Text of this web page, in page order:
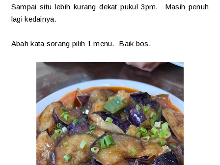
Sampai situ lebih kurang dekat pukul 3pm. Masih penuh
lagi kedainya.
Abah kata sorang pilih 1 menu. Baik bos.